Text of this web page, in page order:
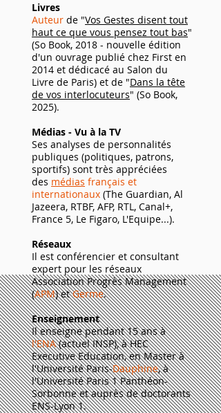
Livres
Auteur de "Vos Gestes disent tout
haut ce que vous pensez tout bas"
(So Book, 2018 - nouvelle édition
d'un ouvrage publié chez First en
2014 et dédicacé au Salon du
Livre de Paris) et de "Dans la tête
de vos interlocuteurs" (So Book,
2025).
Médias - Vu à la TV
Ses analyses de personnalités
publiques (politiques, patrons,
sportifs) sont très appréciées
des médias français et
internationaux (The Guardian, Al
Jazeera, RTBF, AFP, RTL, Canal+,
France 5, Le Figaro, L'Equipe...).
Réseaux
Il est conférencier et consultant
expert pour les réseaux
Association Progrès Management
(APM) etGerme.
Enseignement
Ilenseignependant 15 ans à
l'ENA(actuel INSP), à HEC
Executive Education, en Master à
l'Université Paris-Dauphine, à
l'Université Paris 1 Panthéon-
Sorbonne et auprès de doctorants
ENS-Lyon 1.